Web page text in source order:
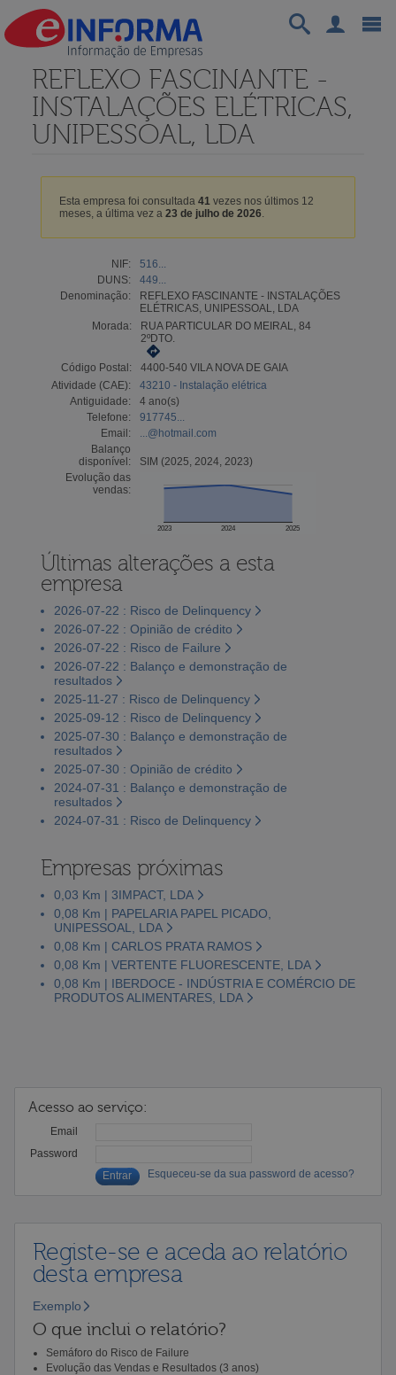
REFLEXO FASCINANTE -
INSTALAÇÕES ELÉTRICAS,
UNIPESSOAL, LDA
Esta empresa foi consultada 41vezes nos últimos 12
meses, a última vez a 23 de julho de 2026.
NIF:
516...
DUNS:
449...
Denominação:
REFLEXO FASCINANTE - INSTALAÇÕES
ELÉTRICAS, UNIPESSOAL, LDA
Morada:
RUA PARTICULAR DO MEIRAL, 84
2ºDTO.
Código Postal:
4400-540 VILA NOVA DE GAIA
Atividade (CAE):
43210 - Instalação elétrica
Antiguidade:
4 ano(s)
Telefone:
917745...
Email:
...@hotmail.com
Balanço
disponível:
SIM (2025, 2024, 2023)
Evolução das
vendas:
2023 2024 2025
Últimas alterações a esta
empresa
2026-07-22 : Risco de Delinquency
2026-07-22 : Opinião de crédito
2026-07-22 : Risco de Failure
2026-07-22 : Balanço e demonstração de
resultados
2025-11-27 : Risco de Delinquency
2025-09-12 : Risco de Delinquency
2025-07-30 : Balanço e demonstração de
resultados
2025-07-30 : Opinião de crédito
2024-07-31 : Balanço e demonstração de
resultados
2024-07-31 : Risco de Delinquency
Empresas próximas
0,03 Km | 3IMPACT, LDA
0,08 Km | PAPELARIA PAPEL PICADO,
UNIPESSOAL, LDA
0,08 Km | CARLOS PRATA RAMOS
0,08 Km | VERTENTE FLUORESCENTE, LDA
0,08 Km | IBERDOCE - INDÚSTRIA E COMÉRCIO DE
PRODUTOS ALIMENTARES, LDA
Acesso ao serviço:
Email
Password
Esqueceu-se da sua password de acesso?
Registe-se e aceda ao relatório
desta empresa
Exemplo
O que inclui o relatório?
Semáforo do Risco de Failure
Evolução das Vendas e Resultados (3 anos)